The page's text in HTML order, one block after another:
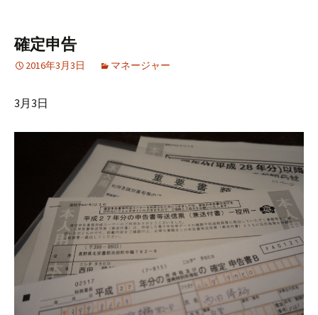
確定申告
2016年3月3日 マネージャー
3月3日